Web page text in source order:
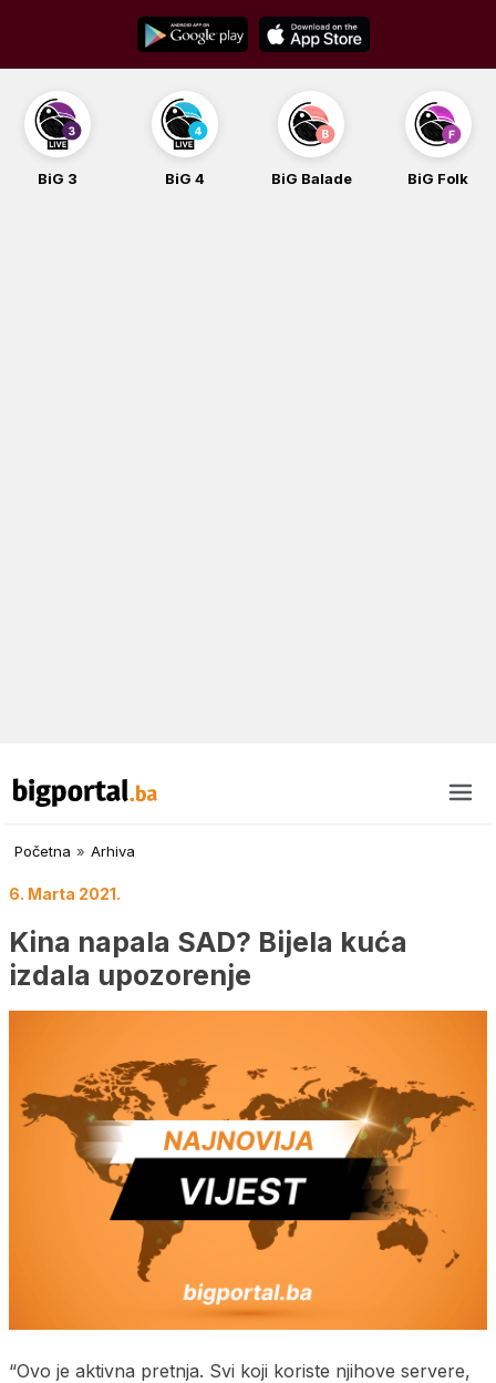
content
BiG 3 BiG 4 BiG Balade BiG Folk
Početna » Arhiva
6. Marta 2021.
Kina napala SAD? Bijela kuća
izdala upozorenje
“Ovo je aktivna pretnja. Svi koji koriste njihove servere,